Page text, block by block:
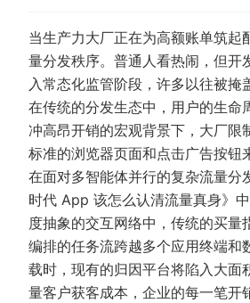
当生产力大厂正在为高额账单筑
量分发秩序。普通人看热闹，但
入常态化监管阶段，许多以往被
在传统的分发生态中，用户的生命
冲高昂开销的宏观背景下，大厂
标准的浏览器页面和点击广告按钮
在面对多智能体并行的复杂流量
时代 App 该怎么认清流量真身》
度抽象的交互网络中，传统的买
编排的任务流跨越多个应用终端
载时，现有的归因平台将陷入大
量客户获客成本，企业的每一笔开